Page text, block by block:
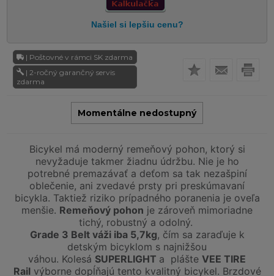
| Poštovné v rámci SK zdarma
| 2-ročný garančný servis
zdarma
Momentálne nedostupný
Bicykel má moderný remeňový pohon, ktorý si
nevyžaduje takmer žiadnu údržbu. Nie je ho
potrebné premazávať a deťom sa tak nezašpiní
oblečenie, ani zvedavé prsty pri preskúmavaní
bicykla. Taktiež riziko prípadného poranenia je oveľa
menšie. Remeňový pohon je zároveň mimoriadne
tichý, robustný a odolný.
Grade 3 Belt váži iba 5,7kg, čím sa zaraďuje k
detským bicyklom s najnižšou
váhou. Kolesá SUPERLIGHT a plášte VEE TIRE
Rail výborne dopĺňajú tento kvalitný bicykel. Brzdové